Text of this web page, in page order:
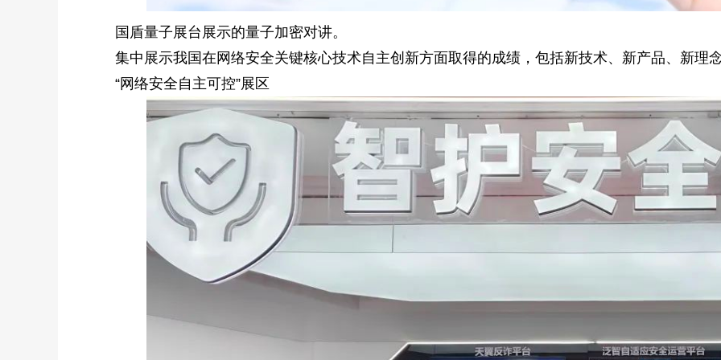
国盾量子展台展示的量子加密对讲。
集中展示我国在网络安全关键核心技术自主创新方面取得的成绩，包括新技术、新产品、新理
“网络安全自主可控”展区